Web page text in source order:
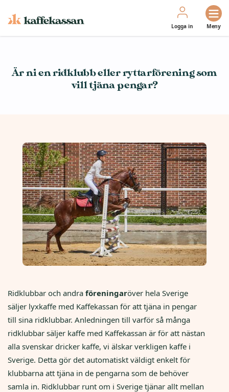
Meny
Logga in
Är ni en ridklubb eller ryttarförening som
vill tjäna pengar?
Ridklubbar och andra föreningaröver hela Sverige
säljer lyxkaffe med Kaffekassan för att tjäna in pengar
till sina ridklubbar. Anledningen till varför så många
ridklubbar säljer kaffe med Kaffekassan är för att nästan
alla svenskar dricker kaffe, vi älskar verkligen kaffe i
Sverige. Detta gör det automatiskt väldigt enkelt för
klubbarna att tjäna in de pengarna som de behöver
samla in. Ridklubbar runt om i Sverige tjänar allt mellan